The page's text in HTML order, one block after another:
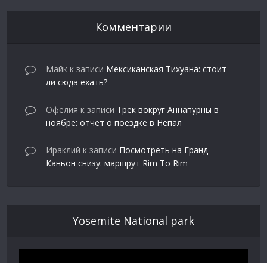
Комментарии
Майк к записи Мексиканская Тихуана: стоит
ли сюда ехать?
Офелия к записи Трек вокруг Аннапурны в
ноябре: отчет о поездке в Непал
Ираклий к записи Посмотреть на Гранд
Каньон снизу: маршрут Rim To Rim
Yosemite National park